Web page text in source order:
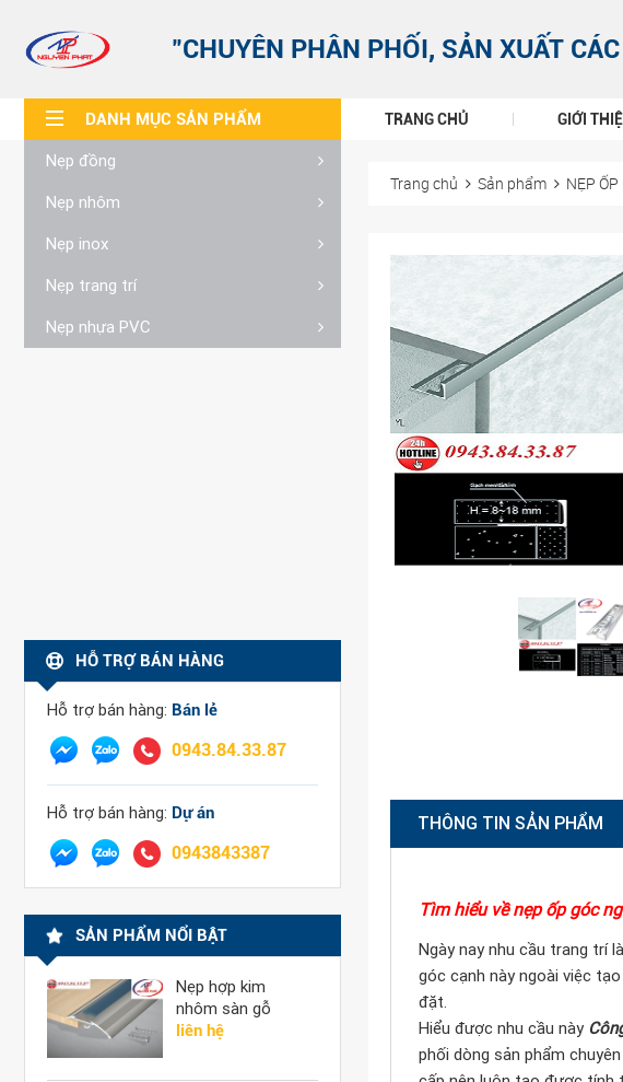
"CHUYÊN PHÂN PHỐI, SẢN XUẤT
DANH MỤC SẢN PHẨM
Nẹp đồng
Nẹp nhôm
Nẹp inox
Nẹp trang trí
Nẹp nhựa PVC
TRANG CHỦ GIỚI
HỖ TRỢ BÁN HÀNG
Hỗ trợ bán hàng: Bán lẻ
0943.84.33.87
Hỗ trợ bán hàng: Dự án
0943843387
SẢN PHẨM NỔI BẬT
Nẹp hợp kim
nhôm sàn gỗ
liên hệ
Trang chủ Sản phẩm NẸP
THÔNG TIN SẢN PHẨM
Tìm hiểu vềnẹp ốp góc
Ngày nay nhu cầu trang trí
góc cạnh này ngoài việc
đặt.
Hiểu được nhu cầu này
phối dòng sản phẩm